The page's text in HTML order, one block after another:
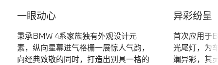
一眼动心
秉承BMW 4系家族独有外观设计元
素，纵向星幕进气格栅一展惊人气韵，
向经典致敬的同时，打造出别具一格的
异彩纷呈
首次应用于
光尾灯，为
斓异彩，其